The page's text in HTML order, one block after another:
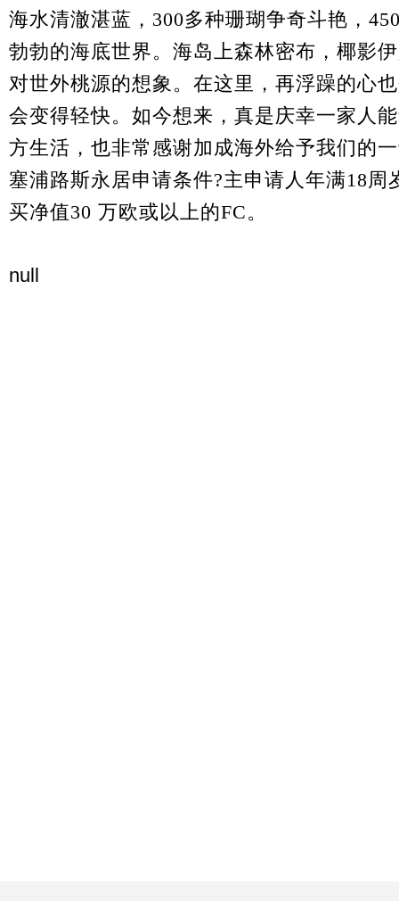
海水清澈湛蓝， 300多种珊瑚争奇斗艳，
勃勃的海底世界。海岛上森林密布，椰影
对世外桃源的想象。在这里，再浮躁的心
会变得轻快。如今想来，真是庆幸一家人
方生活，也非常感谢加成海外给予我们的
塞浦路斯永居申请条件?主申请人年满18周
买净值30 万欧或以上的FC。
null